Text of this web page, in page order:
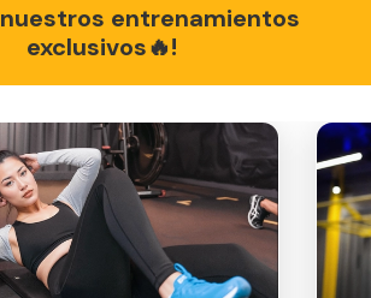
entrenamientos
exclusivos🔥!